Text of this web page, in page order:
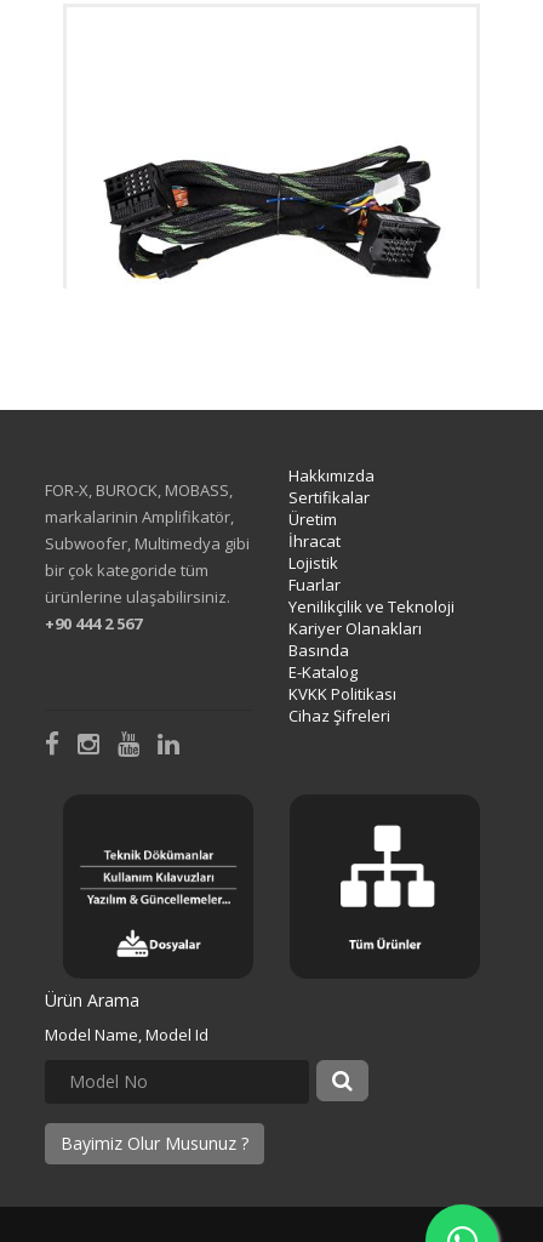
FOR-X, BUROCK, MOBASS,
markalarinin Amplifikatör,
Subwoofer, Multimedya gibi
bir çok kategoride tüm
ürünlerine ulaşabilirsiniz.
+90 444 2 567
Hakkımızda
Sertifikalar
Üretim
İhracat
Lojistik
Fuarlar
Yenilikçilik ve Teknoloji
Kariyer Olanakları
Basında
E-Katalog
KVKK Politikası
Cihaz Şifreleri
Ürün Arama
Model Name, Model Id
Bayimiz Olur Musunuz ?